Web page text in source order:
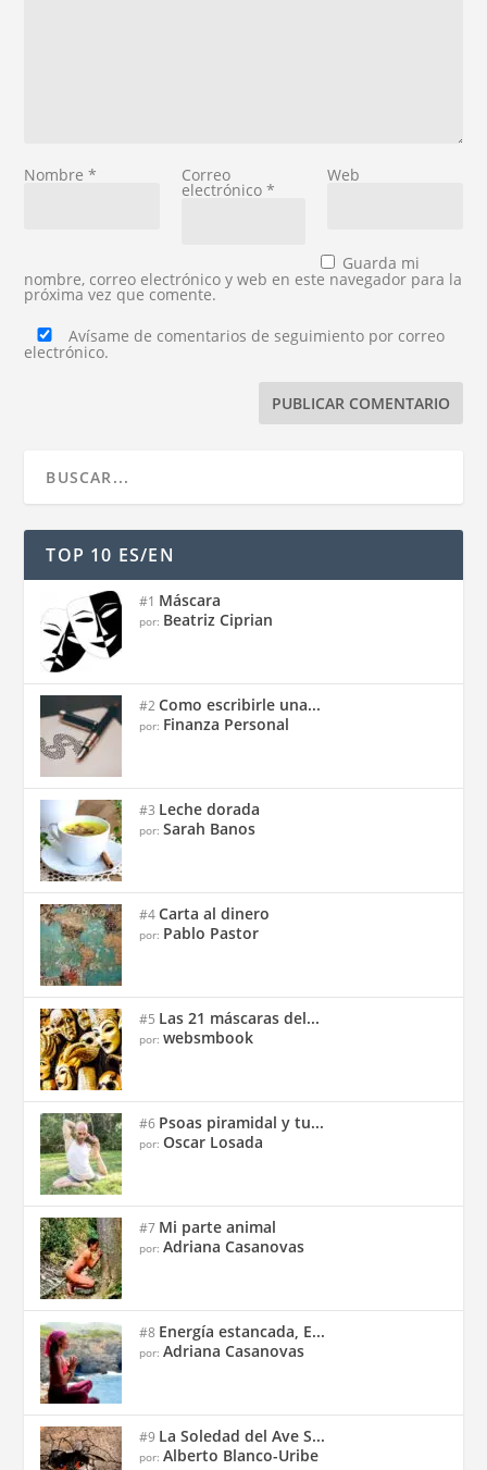
Nombre* Correo
electrónico *
Web
Guarda mi
nombre, correo electrónico y web en este navegador para la
próxima vez que comente.
Avísame de comentarios de seguimiento por correo
electrónico.
TOP 10 ES/EN
#1 Máscara
por: Beatriz Ciprian
#2Como escribirle una...
por: Finanza Personal
#3 Leche dorada
por:Sarah Banos
#4Carta al dinero
por: Pablo Pastor
#5 Las 21 máscaras del...
por:websmbook
#6 Psoas piramidal y tu...
por:Oscar Losada
#7 Mi parte animal
por:Adriana Casanovas
#8 Energía estancada, E...
por:Adriana Casanovas
#9 La Soledad del Ave S...
por:Alberto Blanco-Uribe